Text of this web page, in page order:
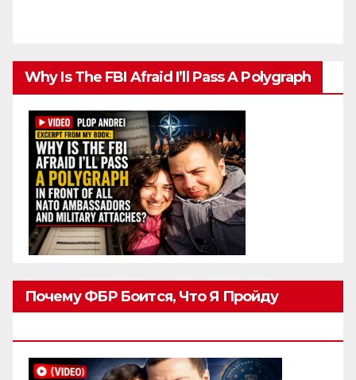
Why Is The FBI Afraid I’ll Pass A Polygraph
Почему ФБР Боится, Что Я Пройду